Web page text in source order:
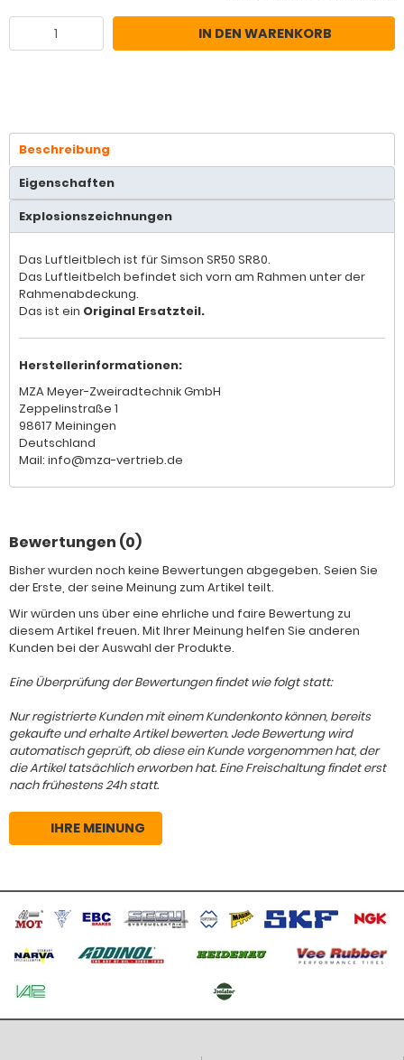
IN DEN WARENKORB
Beschreibung
Eigenschaften
Explosionszeichnungen
Das Luftleitblech ist für Simson SR50 SR80.
Das Luftleitbelch befindet sich vorn am Rahmen unter der
Rahmenabdeckung.
Das ist ein Original Ersatzteil.
Herstellerinformationen:
MZA Meyer-Zweiradtechnik GmbH
Zeppelinstraße 1
98617 Meiningen
Deutschland
Mail: info@mza-vertrieb.de
Bewertungen (0)
Bisher wurden noch keine Bewertungen abgegeben. Seien Sie
der Erste, der seine Meinung zum Artikel teilt.
Wir würden uns über eine ehrliche und faire Bewertung zu
diesem Artikel freuen. Mit Ihrer Meinung helfen Sie anderen
Kunden bei der Auswahl der Produkte.
Eine Überprüfung der Bewertungen findet wie folgt statt:
Nur registrierte Kunden mit einem Kundenkonto können, bereits
gekaufte und erhalte Artikel bewerten. Jede Bewertung wird
automatisch geprüft, ob diese ein Kunde vorgenommen hat, der
die Artikel tatsächlich erworben hat. Eine Freischaltung findet erst
nach frühestens 24h statt.
IHRE MEINUNG